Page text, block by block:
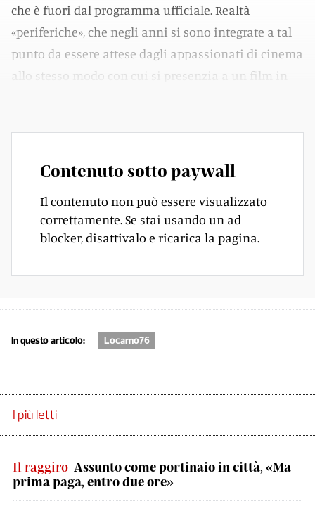
che è fuori dal programma ufficiale. Realtà
«periferiche», che negli anni si sono integrate a tal
punto da essere attese dagli appassionati di cinema
allo stesso modo con cui si presenzia a un film in
Contenuto sotto paywall
Il contenuto non può essere visualizzato
correttamente. Se stai usando un ad
blocker, disattivalo e ricarica la pagina.
In questo articolo: Locarno76
I più letti
Il raggiro Assunto come portinaio in città, «Ma
prima paga, entro due ore»